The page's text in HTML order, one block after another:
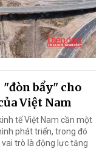
bẩy" cho
Việt Nam
tế Việt Nam cần một
phát triển, trong đó
trò là động lực tăng